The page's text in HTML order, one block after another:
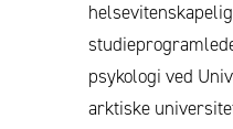
psykologi ved
arktiske